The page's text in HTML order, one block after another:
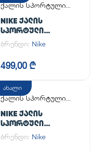
ქალის სპორტული
NIKE ᲥᲐᲚᲘᲡ
ᲡᲞᲝᲠᲢᲣᲚᲘ
ᲤᲔᲮᲡᲐᲪᲛᲔᲚᲘ W
ZOOM VAPOR 12
ბრენდი: Nike
499,00 ₾
ახალი
ქალის სპორტული
NIKE ᲥᲐᲚᲘᲡ
ᲡᲞᲝᲠᲢᲣᲚᲘ
ᲤᲔᲮᲡᲐᲪᲛᲔᲚᲘ
ბრენდი: Nike